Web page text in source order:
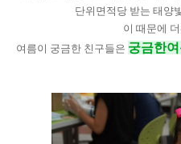
단위면적당 받는 태양
이 때문에
여름이 궁금한 친구들은 궁금한